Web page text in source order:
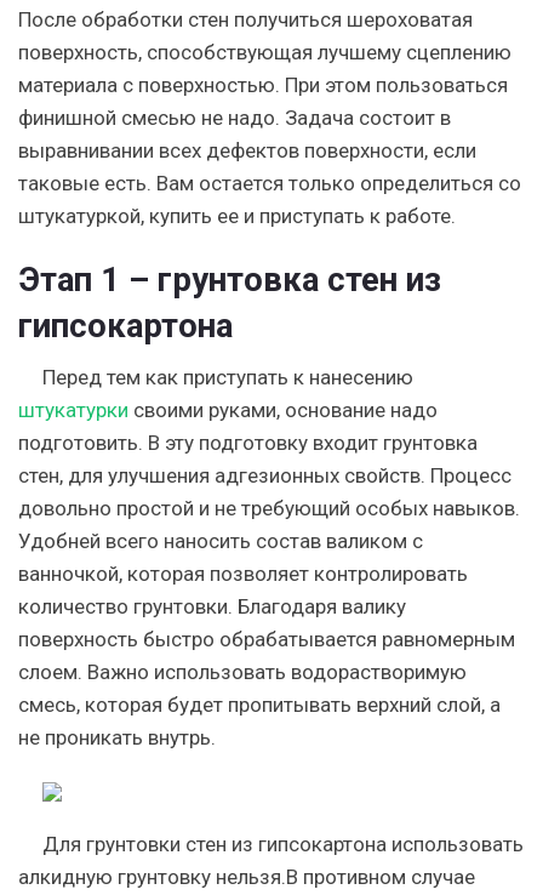
После обработки стен получиться шероховатая
поверхность, способствующая лучшему сцеплению
материала с поверхностью. При этом пользоваться
финишной смесью не надо. Задача состоит в
выравнивании всех дефектов поверхности, если
таковые есть. Вам остается только определиться со
штукатуркой, купить ее и приступать к работе.
Этап 1 – грунтовка стен из
гипсокартона
Перед тем как приступать к нанесению
штукатурки своими руками, основание надо
подготовить. В эту подготовку входит грунтовка
стен, для улучшения адгезионных свойств. Процесс
довольно простой и не требующий особых навыков.
Удобней всего наносить состав валиком с
ванночкой, которая позволяет контролировать
количество грунтовки. Благодаря валику
поверхность быстро обрабатывается равномерным
слоем. Важно использовать водорастворимую
смесь, которая будет пропитывать верхний слой, а
не проникать внутрь.
Для грунтовки стен из гипсокартона использовать
алкидную грунтовку нельзя.В противном случае